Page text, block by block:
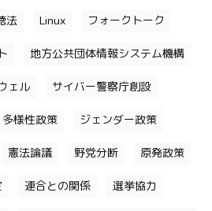
法 Linux フォークトーク
地方公共団体情報システム機構
ェル サイバー警察庁創設
多様性政策 ジェンダー政策
憲法論議 野党分断 原発政策
連合との関係 選挙協力